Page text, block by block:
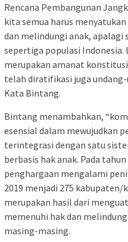
Rencana Pembangunan
kita semua harus
dan melindungi anak, apalagi
sepertiga populasi
merupakan amanat
telah diratifikasi juga
Kata Bintang.
Bintang menambahkan,
esensial dalam mewujudkan
terintegrasi dengan satu
berbasis hak anak. Pada
penghargaan mengalami
2019 menjadi 275
merupakan hasil dari
memenuhi hak dan
masing-masing.